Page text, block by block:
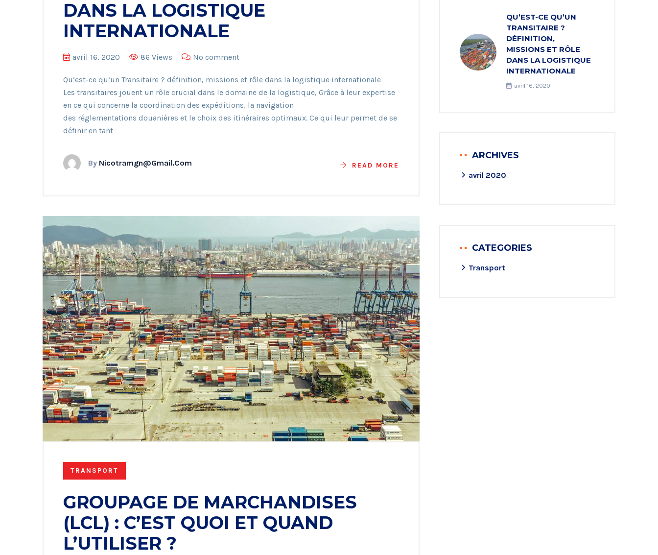
DANS LA LOGISTIQUE
INTERNATIONALE
avril 16, 2020 86 Views No comment
Qu’est-ce qu’un Transitaire ? définition, missions et rôle dans la logistique internationale
Les transitaires jouent un rôle crucial dans le domaine de la logistique, Grâce à leur expertise
en ce qui concerne la coordination des expéditions, la navigation
des réglementations douanières et le choix des itinéraires optimaux. Ce qui leur permet de se
définir en tant
By Nicotramgn@gmail.com READ MORE
TRANSPORT
GROUPAGE DE MARCHANDISES
(LCL) : C’EST QUOI ET QUAND
L’UTILISER ?
QU’EST-CE QU’UN
TRANSITAIRE ?
DÉFINITION,
MISSIONS ET RÔLE
DANS LA LOGISTIQUE
INTERNATIONALE
avril 16, 2020
ARCHIVES
avril 2020
CATEGORIES
Transport